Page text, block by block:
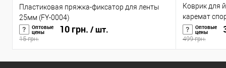
Пластиковая пряжка-фиксатор для ленты
25мм (FY-0004)
Оптовые
цены 10 грн. / шт.
15 грн.
Коврик для
каремат
(OF-0088)
Оптовые
цены
499 грн.